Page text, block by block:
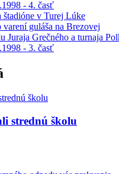
strednú školu